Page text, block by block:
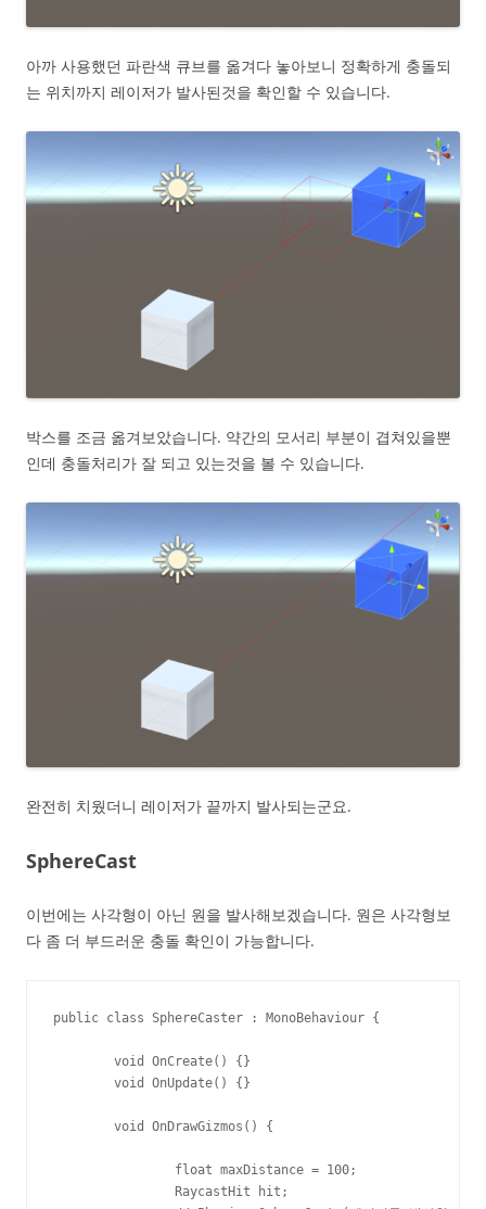
아까 사용했던 파란색 큐브를 옮겨다 놓아보니 정확하게 충돌되
는 위치까지 레이저가 발사된것을 확인할 수 있습니다.
박스를 조금 옮겨보았습니다. 약간의 모서리 부분이 겹쳐있을뿐
인데 충돌처리가 잘 되고 있는것을 볼 수 있습니다.
완전히 치웠더니 레이저가 끝까지 발사되는군요.
SphereCast
이번에는 사각형이 아닌 원을 발사해보겠습니다. 원은 사각형보
다 좀 더 부드러운 충돌 확인이 가능합니다.
public class SphereCaster : MonoBehaviour {